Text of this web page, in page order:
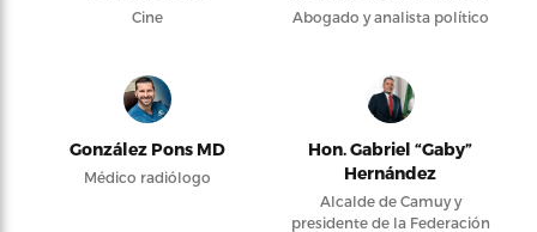
Cine Abogado y analista político
González Pons MD
Médico radiólogo
Hon. Gabriel “Gaby”
Hernández
Alcalde de Camuy y
presidente de la Federación